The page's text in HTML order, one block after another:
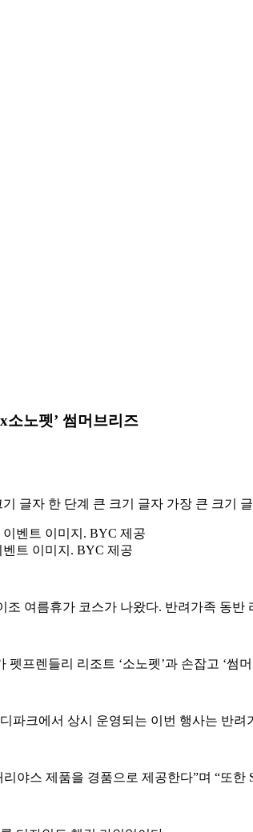
소노펫’ 썸머브리즈
기 글자 한 단계 큰 크기 글자 가장 큰 크기
트 이미지. BYC 제공
조 여름휴가 코스가 나왔다. 반려가족 동
프렌들리 리조트 ‘소노펫’과 손잡고 ‘썸
파크에서 상시 운영되는 이번 행사는 반
야스 제품을 경품으로 제공한다”며 “또